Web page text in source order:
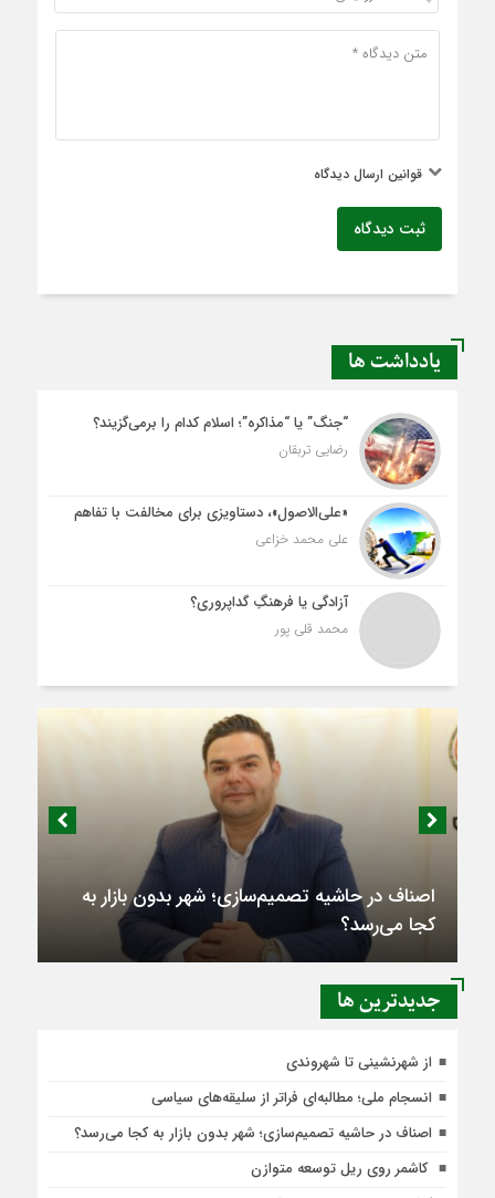
قوانین ارسال دیدگاه
ثبت دیدگاه
یادداشت ها
“جنگ” یا “مذاکره”؛ اسلام کدام را برمی‌گزیند؟
رضایی تربقان
«علی‌الاصول»، دستاویزی برای مخالفت با تفاهم
علی محمد خزاعی
آزادگی یا فرهنگِ گداپروری؟
محمد قلی پور
اصناف در حاشیه تصمیم‌سازی؛ شهر بدون بازار به
کجا می‌رسد؟
جديدترين ها
از شهرنشینی تا شهروندی
انسجام ملی؛ مطالبه‌ای فراتر از سلیقه‌های سیاسی
اصناف در حاشیه تصمیم‌سازی؛ شهر بدون بازار به کجا می‌رسد؟
کاشمر روی ریل توسعه متوازن